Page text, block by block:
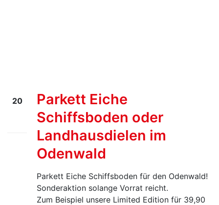
20
Parkett Eiche
Schiffsboden oder
Landhausdielen im
Odenwald
Parkett Eiche Schiffsboden für den Odenwald!
Sonderaktion solange Vorrat reicht.
Zum Beispiel unsere Limited Edition für 39,90